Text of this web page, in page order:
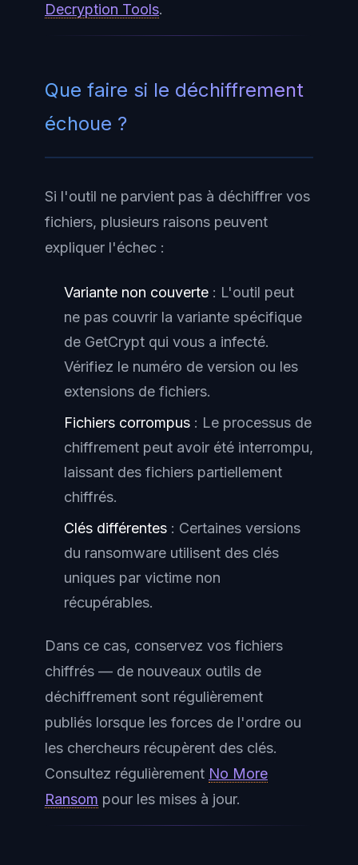
Decryption Tools.
Que faire si le déchiffrement
échoue ?
Si l'outil ne parvient pas à déchiffrer vos
fichiers, plusieurs raisons peuvent
expliquer l'échec :
Variante non couverte : L'outil peut
ne pas couvrir la variante spécifique
de GetCrypt qui vous a infecté.
Vérifiez le numéro de version ou les
extensions de fichiers.
Fichiers corrompus : Le processus de
chiffrement peut avoir été interrompu,
laissant des fichiers partiellement
chiffrés.
Clés différentes : Certaines versions
du ransomware utilisent des clés
uniques par victime non
récupérables.
Dans ce cas, conservez vos fichiers
chiffrés — de nouveaux outils de
déchiffrement sont régulièrement
publiés lorsque les forces de l'ordre ou
les chercheurs récupèrent des clés.
Consultez régulièrement No More
Ransom pour les mises à jour.